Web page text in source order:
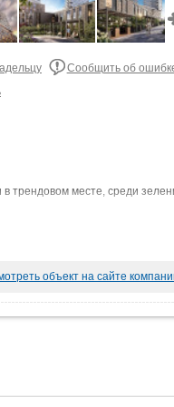
Сообщить об
трендовом месте, среди
помещениями. Часть
объект на сайте